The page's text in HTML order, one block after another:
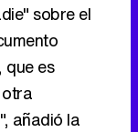
sobre el
es
añadió la